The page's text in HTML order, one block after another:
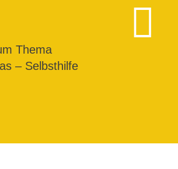
Thema
– Selbsthilfe